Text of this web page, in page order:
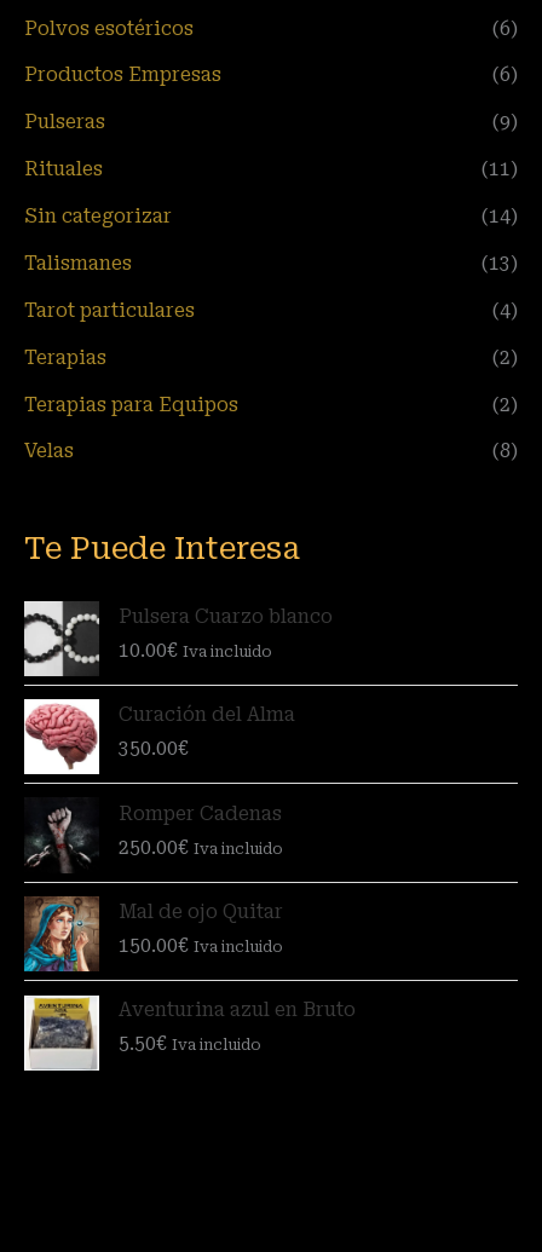
Polvos esotéricos (6)
Productos Empresas (6)
Pulseras (9)
Rituales (11)
Sin categorizar (14)
Talismanes (13)
Tarot particulares (4)
Terapias (2)
Terapias para Equipos (2)
Velas (8)
Te Puede Interesa
Pulsera Cuarzo blanco
10.00€ Iva incluido
Curación del Alma
350.00€
Romper Cadenas
250.00€ Iva incluido
Mal de ojo Quitar
150.00€ Iva incluido
Aventurina azul en Bruto
5.50€ Iva incluido